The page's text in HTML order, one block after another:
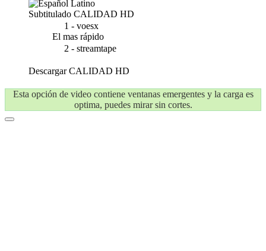
Subtitulado CALIDAD HD
1 - voesx
El mas rápido
2 - streamtape
DescargarCALIDAD HD
Esta opción de video contiene ventanas emergentes y la carga es
optima, puedes mirar sin cortes.